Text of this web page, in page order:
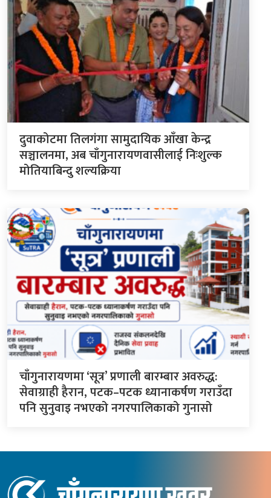
दुवाकोटमा तिलगंगा सामुदायिक आँखा केन्द्र
सञ्चालनमा, अब चाँगुनारायणवासीलाई निःशुल्क
मोतियाबिन्दु शल्यक्रिया
चाँगुनारायणमा ‘सूत्र’ प्रणाली बारम्बार अवरुद्ध:
सेवाग्राही हैरान, पटक–पटक ध्यानाकर्षण गराउँदा
पनि सुनुवाइ नभएको नगरपालिकाको गुनासो